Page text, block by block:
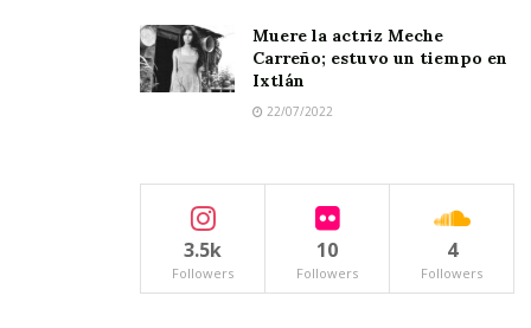
Muere la actriz Meche
Carreño; estuvo un tiempo en
Ixtlán
22/07/2022
3.5k
Followers
10
Followers
4
Followers